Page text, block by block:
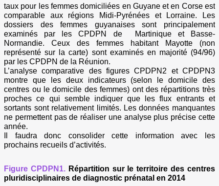
taux pour les femmes domiciliées en Guyane et en Corse est
comparable aux régions Midi-Pyrénées et Lorraine. Les
dossiers des femmes guyanaises sont principalement
examinés par les CPDPN de Martinique et Basse-
Normandie. Ceux des femmes habitant Mayotte (non
représenté sur la carte) sont examinés en majorité (94/96)
par les CPDPN de la Réunion.
L’analyse comparative des figures CPDPN2 et CPDPN3
montre que les deux indicateurs (selon le domicile des
centres ou le domicile des femmes) ont des répartitions très
proches ce qui semble indiquer que les flux entrants et
sortants sont relativement limités. Les données manquantes
ne permettent pas de réaliser une analyse plus précise cette
année.
Il faudra donc consolider cette information avec les
prochains recueils d’activités.
Figure CPDPN1.Répartition sur le territoire des centres
pluridisciplinaires de diagnostic prénatal en 2014